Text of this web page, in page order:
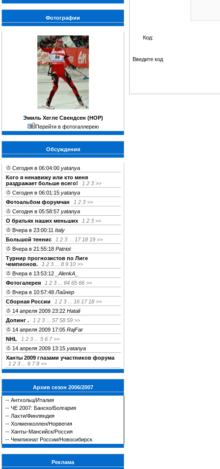
Фотографии
Эмиль Хегле Свендсен (НОР)
Перейти в фотогаллерею
Обсуждения
Сегодня в 06:04:00 yatanya
Кого я ненавижу или кто меня
раздражает больше всего!
1 2 3 >>
Сегодня в 06:01:15 yatanya
Фотоальбом форумчан
1 2 3 >>
Сегодня в 05:58:57 yatanya
О братьях наших меньших
1 2 3 >>
Вчера в 23:00:11 Italy
Большой теннис
1 2 3 17 18 19 >>
Вчера в 21:55:18 Patriot
Турнир прогнозистов по Лиге
чемпионов.
1 2 3 8 9 10 >>
Вчера в 13:53:12
_AlenkA_
Фотогалерея
1 2 3 64 65 66 >>
Вчера в 10:57:48 Лайнер
Сборная России
1 2 3 16 17 18 >>
14 апреля 2009 23:22 Hatali
Допинг .
1 2 3 57 58 59 >>
14 апреля 2009 17:05 RajFar
NHL
1 2 3 5 6 7 >>
14 апреля 2009 13:15 yatanya
Ханты 2009 глазами участников форума
1 2 3 6 7 8 >>
Архив сезон 2006/2007
-- Антхольц/Италия
-- ЧЕ 2007: Банско/Болгария
-- Лахти/Финляндия
-- Холменколлен/Норвегия
-- Ханты-Мансийск/Россия
-- Чемпионат России/Новосибирск
Реклама
Код:
Введите код